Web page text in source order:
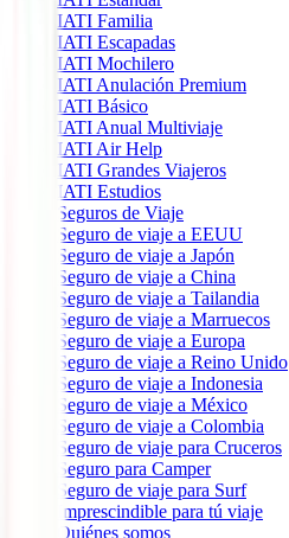
IATI Familia
IATI Escapadas
IATI Mochilero
IATI Anulación Premium
IATI Básico
IATI Anual Multiviaje
IATI Air Help
IATI Grandes Viajeros
IATI Estudios
Seguros de Viaje
Seguro de viaje a EEUU
Seguro de viaje a Japón
Seguro de viaje a China
Seguro de viaje a Tailandia
Seguro de viaje a Marruecos
Seguro de viaje a Europa
Seguro de viaje a Reino Unido
Seguro de viaje a Indonesia
Seguro de viaje a México
Seguro de viaje a Colombia
Seguro de viaje para Cruceros
Seguro para Camper
Seguro de viaje para Surf
Imprescindible para tú viaje
Quiénes somos